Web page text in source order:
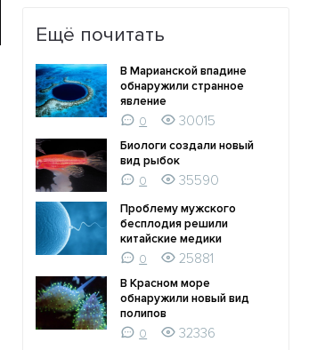
Ещё почитать
В Марианской впадине
обнаружили странное
явление
0
30015
Биологи создали новый
вид рыбок
0
35590
Проблему мужского
бесплодия решили
китайские медики
0
25881
В Красном море
обнаружили новый вид
полипов
0
32336